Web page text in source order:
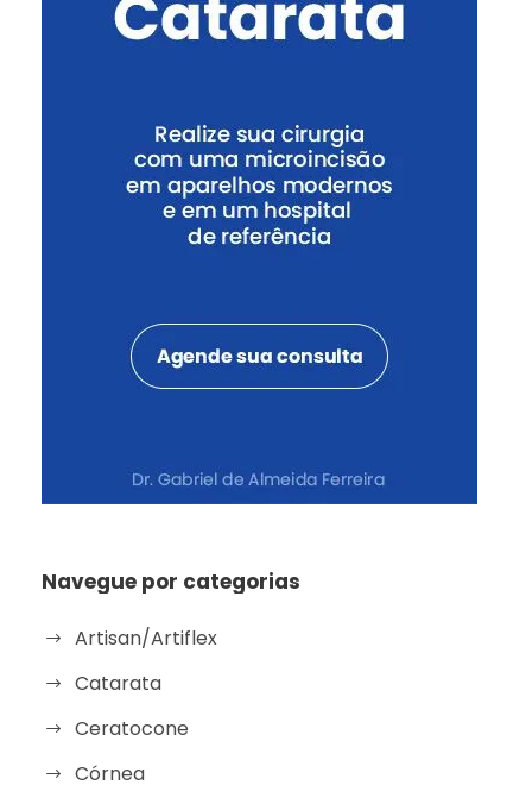
Navegue por categorias
Artisan/Artiflex
Catarata
Ceratocone
Córnea